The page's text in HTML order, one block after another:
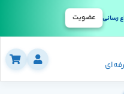
رسانی عضویت